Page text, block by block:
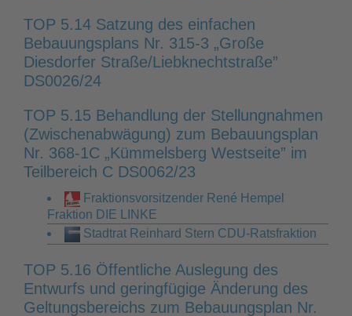
TOP 5.14 Satzung des einfachen
Bebauungsplans Nr. 315-3 „Große
Diesdorfer Straße/Liebknechtstraße”
DS0026/24
TOP 5.15 Behandlung der Stellungnahmen
(Zwischenabwägung) zum Bebauungsplan
Nr. 368-1C „Kümmelsberg Westseite” im
Teilbereich C DS0062/23
Fraktionsvorsitzender René Hempel
Fraktion DIE LINKE
Stadtrat Reinhard Stern CDU-Ratsfraktion
TOP 5.16 Öffentliche Auslegung des
Entwurfs und geringfügige Änderung des
Geltungsbereichs zum Bebauungsplan Nr.